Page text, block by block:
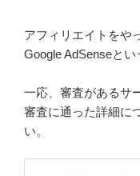
アフィリエイトをや
Google AdSenseとい
一応、審査があるサ
審査に通った詳細に
い。